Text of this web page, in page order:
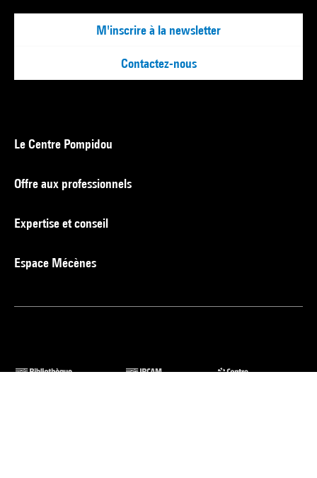
M'inscrire à la newsletter
Contactez-nous
Le Centre Pompidou
Offre aux professionnels
Expertise et conseil
Espace Mécènes